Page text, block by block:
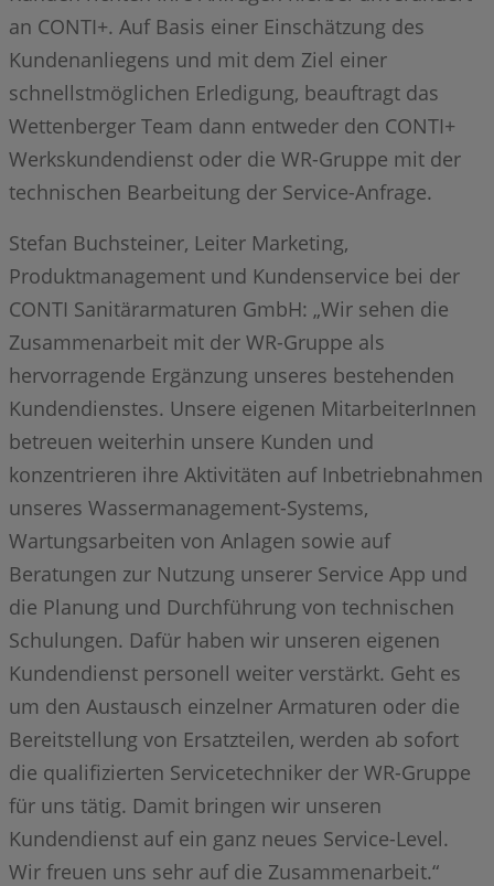
an CONTI+. Auf Basis einer Einschätzung des
Kundenanliegens und mit dem Ziel einer
schnellstmöglichen Erledigung, beauftragt das
Wettenberger Team dann entweder den CONTI+
Werkskundendienst oder die WR-Gruppe mit der
technischen Bearbeitung der Service-Anfrage.
Stefan Buchsteiner, Leiter Marketing,
Produktmanagement und Kundenservice bei der
CONTI Sanitärarmaturen GmbH: „Wir sehen die
Zusammenarbeit mit der WR-Gruppe als
hervorragende Ergänzung unseres bestehenden
Kundendienstes. Unsere eigenen MitarbeiterInnen
betreuen weiterhin unsere Kunden und
konzentrieren ihre Aktivitäten auf Inbetriebnahmen
unseres Wassermanagement-Systems,
Wartungsarbeiten von Anlagen sowie auf
Beratungen zur Nutzung unserer Service App und
die Planung und Durchführung von technischen
Schulungen. Dafür haben wir unseren eigenen
Kundendienst personell weiter verstärkt. Geht es
um den Austausch einzelner Armaturen oder die
Bereitstellung von Ersatzteilen, werden ab sofort
die qualifizierten Servicetechniker der WR-Gruppe
für uns tätig. Damit bringen wir unseren
Kundendienst auf ein ganz neues Service-Level.
Wir freuen uns sehr auf die Zusammenarbeit.“